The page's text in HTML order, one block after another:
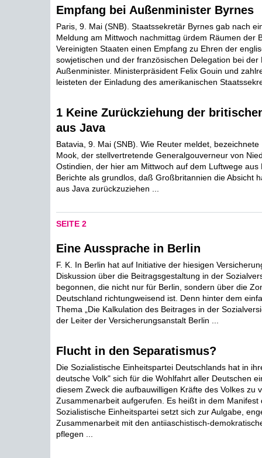
Empfang bei Außenminister Byrnes
Paris, 9. Mai (SNB). Staatssekretär Byrnes gab nach
Meldung am Mittwoch nachmittag ürdem Räumen der
Vereinigten Staaten einen Empfang zu Ehren der
sowjetischen und der französischen Delegation bei der
Außenminister. Ministerpräsident Felix Gouin und
leisteten der Einladung des amerikanischen
1 Keine Zurückziehung der
aus Java
Batavia, 9. Mai (SNB). Wie Reuter meldet, bezeichnete
Mook, der stellvertretende Generalgouverneur von
Ostindien, der hier am Mittwoch auf dem Luftwege aus
Berichte als grundlos, daß Großbritannien die Absicht
aus Java zurückzuziehen ...
SEITE 2
Eine Aussprache in Berlin
F. K. In Berlin hat auf Initiative der hiesigen
Diskussion über die Beitragsgestaltung in der
begonnen, die nicht nur für Berlin, sondern über die
Deutschland richtungweisend ist. Denn hinter dem
Thema „Die Kalkulation des Beitrages in der
der Leiter der Versicherungsanstalt Berlin ...
Flucht in den Separatismus?
Die Sozialistische Einheitspartei Deutschlands hat in
deutsche Volk" sich für die Wohlfahrt aller Deutschen
diesem Zweck die aufbauwilligen Kräfte des Volkes zu
Zusammenarbeit aufgerufen. Es heißt in dem Manifest
Sozialistische Einheitspartei setzt sich zur Aulgabe,
Zusammenarbeit mit den antiiaschistisch-
pflegen ...